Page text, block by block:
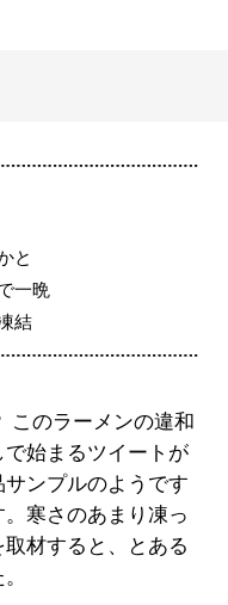
と
一晩
結
このラーメンの違和
始まるツイートが
ンプルのようです
寒さのあまり凍っ
材すると、とある